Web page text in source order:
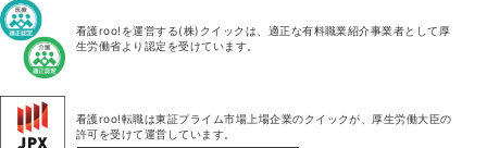
看護roo!を運営する(株)クイックは、適正な有料職業紹介事業者として厚
生労働省より認定を受けています。
看護roo!転職は東証プライム市場上場企業のクイックが、厚生労働大臣の
許可を受けて運営しています。